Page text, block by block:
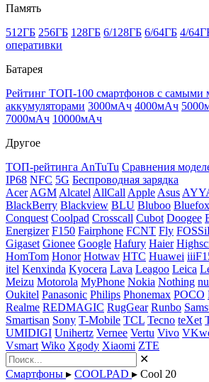
Память
512ГБ 256ГБ 128ГБ 6/128ГБ 6/64ГБ 4/
оперативки
Батарея
Рейтинг ТОП-100 смартфонов с
аккумуляторами 3000мАч 4000мАч
7000мАч 10000мАч
Другое
ТОП-рейтинга AnTuTu Сравнения
IP68 NFC 5G Беспроводная зарядка
Acer AGM Alcatel AllCall Apple Asus
BlackBerry Blackview BLU Bluboo Bluefox
Conquest Coolpad Crosscall Cubot Doogee
Energizer F150 Fairphone FCNT Fly
Gigaset Gionee Google Hafury Haier
HomTom Honor Hotwav HTC Huawei
itel Kenxinda Kyocera Lava Leagoo Leica
Meizu Motorola MyPhone Nokia Nothing
Oukitel Panasonic Philips Phonemax POCO
Realme REDMAGIC RugGear Runbo
Smartisan Sony T-Mobile TCL Tecno teXet
UMIDIGI Unihertz Vernee Vertu Vivo
Vsmart Wiko Xgody Xiaomi ZTE
✕
Смартфоны ▸ COOLPAD ▸ Cool 20